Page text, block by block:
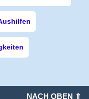
NACH OBEN ⇑